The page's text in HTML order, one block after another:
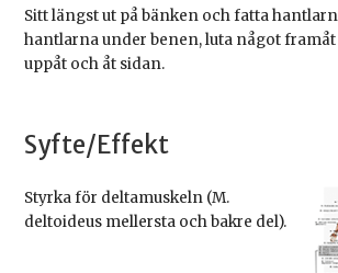
Sitt längst ut på bänken och fatta
hantlarna under benen, luta något
uppåt och åt sidan.
Syfte/Effekt
Styrka för deltamuskeln (M.
deltoideus mellersta och bakre del).